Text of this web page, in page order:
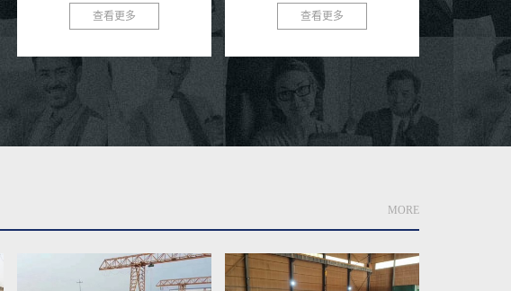
自动双丝双面埋弧焊制成的长条管
材，焊缝呈连续螺旋状，...
查看更多
水处理与排放领域，选择一款高效、
耐用的管材至关...
查看更多
种钢管以其
防腐性能及
MORE